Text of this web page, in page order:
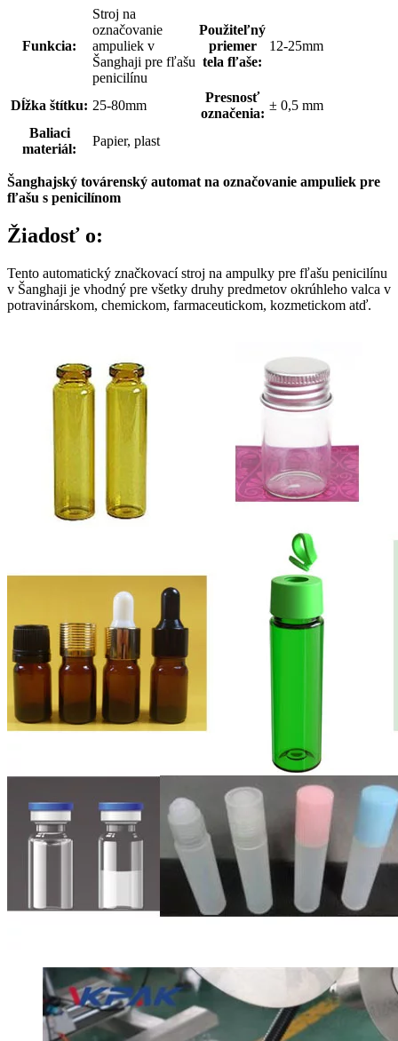
Funkcia:
Stroj na
označovanie
ampuliek v
Šanghaji pre fľašu
penicilínu
Použiteľný
priemer
tela fľaše:
12-25mm
Dĺžka štítku: 25-80mm
Presnosť
označenia:
± 0,5 mm
Baliaci
materiál:
Papier, plast
Šanghajský továrenský automat na označovanie ampuliek pre
fľašu s penicilínom
Žiadosť o:
Tento automatický značkovací stroj na ampulky pre fľašu penicilínu
v Šanghaji je vhodný pre všetky druhy predmetov okrúhleho valca v
potravinárskom, chemickom, farmaceutickom, kozmetickom atď.